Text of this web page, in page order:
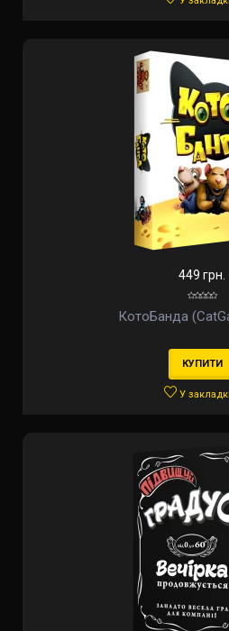
449 грн.
КотоБанда
КУПИТИ
У